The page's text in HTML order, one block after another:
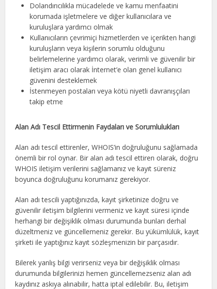
Dolandırıcılıkla mücadelede ve kamu menfaatini
korumada işletmelere ve diğer kullanıcılara ve
kuruluşlara yardımcı olmak
Kullanıcıların çevrimiçi hizmetlerden ve içerikten hangi
kuruluşların veya kişilerin sorumlu olduğunu
belirlemelerine yardımcı olarak, verimli ve güvenilir bir
iletişim aracı olarak İnternet’e olan genel kullanıcı
güvenini desteklemek
İstenmeyen postaları veya kötü niyetli davranışçıları
takip etme
Alan Adı Tescil Ettirmenin Faydaları ve Sorumlulukları
Alan adı tescil ettirenler, WHOIS’in doğruluğunu sağlamada
önemli bir rol oynar. Bir alan adı tescil ettiren olarak, doğru
WHOIS iletişim verilerini sağlamanız ve kayıt süreniz
boyunca doğruluğunu korumanız gerekiyor.
Alan adı tescili yaptığınızda, kayıt şirketinize doğru ve
güvenilir iletişim bilgilerini vermeniz ve kayıt süresi içinde
herhangi bir değişiklik olması durumunda bunları derhal
düzeltmeniz ve güncellemeniz gerekir. Bu yükümlülük, kayıt
şirketi ile yaptığınız kayıt sözleşmenizin bir parçasıdır.
Bilerek yanlış bilgi verirseniz veya bir değişiklik olması
durumunda bilgilerinizi hemen güncellemezseniz alan adı
kaydınız askıya alınabilir, hatta iptal edilebilir. Bu, iletişim